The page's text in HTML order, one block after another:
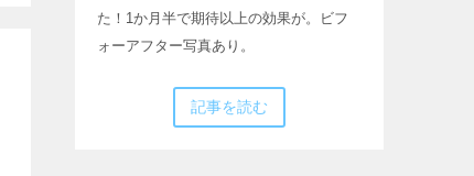
た！1か月半で期待以上の効果が。ビフ
ォーアフター写真あり。
記事を読む